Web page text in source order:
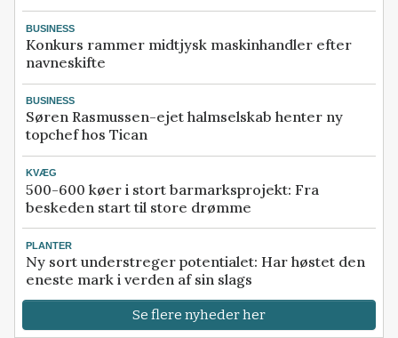
BUSINESS
Konkurs rammer midtjysk maskinhandler efter
navneskifte
BUSINESS
Søren Rasmussen-ejet halmselskab henter ny
topchef hos Tican
KVÆG
500-600 køer i stort barmarksprojekt: Fra
beskeden start til store drømme
PLANTER
Ny sort understreger potentialet: Har høstet den
eneste mark i verden af sin slags
Se flere nyheder her